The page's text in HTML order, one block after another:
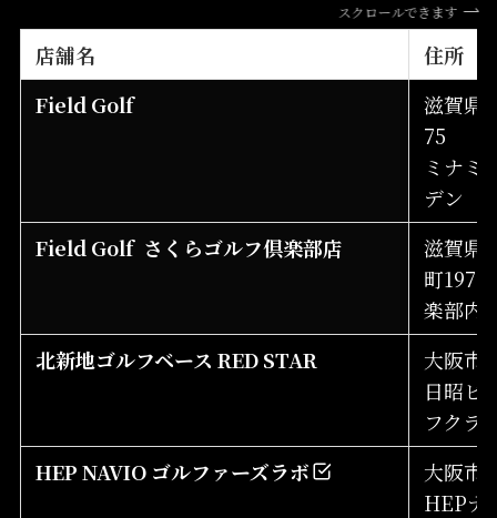
スクロールできます
店舗名
住所
Field Golf
滋賀県
75
ミナミ
デン
Field Golf さくらゴルフ倶楽部店
滋賀県
町1977
楽部内
北新地ゴルフベース RED STAR
大阪市
日昭ビ
フクラ
HEP NAVIO ゴルファーズラボ
大阪市
HEPナ